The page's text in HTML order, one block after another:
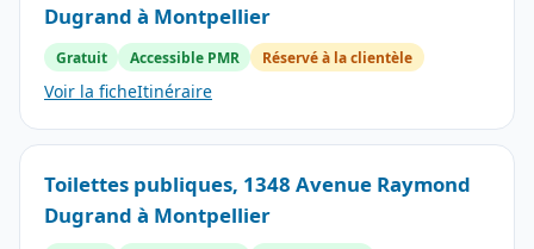
Dugrand à Montpellier
Gratuit Accessible PMR Réservé à la clientèle
Voir la ficheItinéraire
Toilettes publiques, 1348 Avenue Raymond
Dugrand à Montpellier